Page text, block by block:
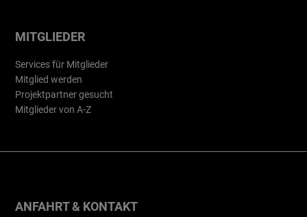
MITGLIEDER
Services für Mitglieder
Mitglied werden
Projektpartner gesucht
Mitglieder von A-Z
ANFAHRT & KONTAKT